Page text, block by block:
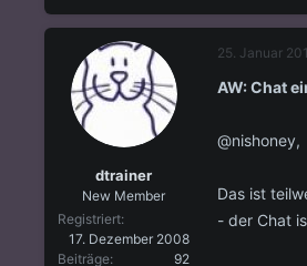
dtrainer
New Member
Registriert
17. Dezember 2008
Beiträge
92
25. Januar
AW: Chat
@nishoney,
Das ist
- der Chat